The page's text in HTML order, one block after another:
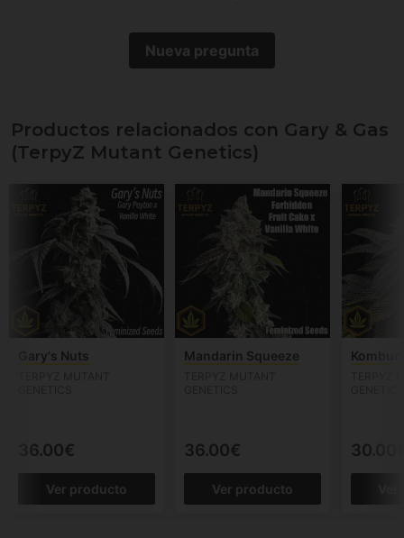
Nueva pregunta
Productos relacionados con Gary & Gas
(TerpyZ Mutant Genetics)
Gary's Nuts
36.00€
Ver producto
Mandarin Squeeze
36.00€
Ver producto